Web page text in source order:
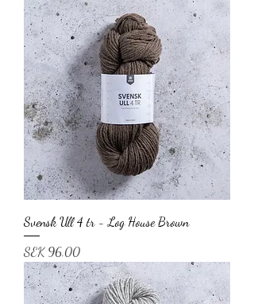
Svensk Ull 4 tr - Log House Brown
Price
SEK 96.00